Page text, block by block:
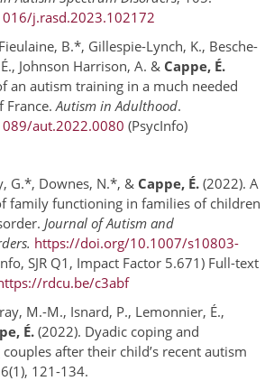
j.rasd.2023.102172
B.*, Gillespie-Lynch, K., Besche-
Johnson Harrison, A. & Cappe, É.
an autism training in a much needed
France.Autism in Adulthood.
aut.2022.0080 (PsycInfo)
G.*, Downes, N.*, & Cappe, É. (2022). A
family functioning in families of children
Journal of Autism and
https://doi.org/10.1007/s10803-
SJR Q1, Impact Factor 5.671) Full-text
rdcu.be/c3abf
M.-M., Isnard, P., Lemonnier, É.,
É.(2022). Dyadic coping and
after their child’s recent autism
121-134.